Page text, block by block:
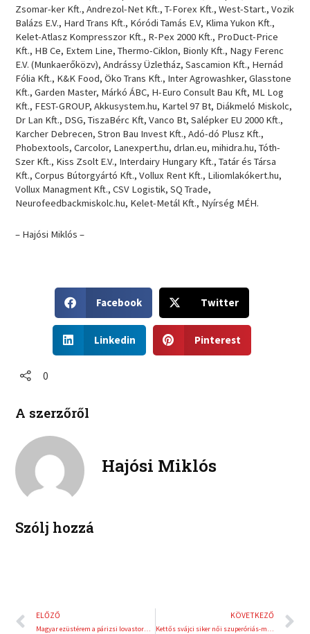
Zsomar-ker Kft., Andrezol-Net Kft., T-Forex Kft., West-Start., Vozik
Balázs E.V., Hard Trans Kft., Kóródi Tamás E.V, Klima Yukon Kft.,
Kelet-Atlasz Kompresszor Kft., R-Pex 2000 Kft., ProDuct-Price
Kft., HB Ce, Extem Line, Thermo-Ciklon, Bionly Kft., Nagy Ferenc
E.V. (Munkaerőközv), Andrássy Üzletház, Sascamion Kft., Hernád
Fólia Kft., K&K Food, Öko Trans Kft., Inter Agrowashker, Glasstone
Kft., Garden Master, Márkó ÁBC, H-Euro Consult Bau Kft, ML Log
Kft., FEST-GROUP, Akkusystem.hu, Kartel 97 Bt, Diákmeló Miskolc,
Dr Lan Kft., DSG, TiszaBérc Kft, Vanco Bt, Salépker EU 2000 Kft.,
Karcher Debrecen, Stron Bau Invest Kft., Adó-dó Plusz Kft.,
Phobextools, Carcolor, Lanexpert.hu, drlan.eu, mihidra.hu, Tóth-
Szer Kft., Kiss Zsolt E.V., Interdairy Hungary Kft., Tatár és Társa
Kft., Corpus Bútorgyártó Kft., Vollux Rent Kft., Liliomlakókert.hu,
Vollux Managment Kft., CSV Logistik, SQ Trade,
Neurofeedbackmiskolc.hu, Kelet-Metál Kft., Nyírség MÉH.
– Hajósi Miklós –
h
a
r
c
b
Facebook
h
a
e
r
Twitter
h
a
n
i
d
n
Linkedin
h
a
t
Pinterest
0
A szerzőről
Hajósi Miklós
Szólj hozzá
Előző
ELŐZŐ
Magyar ezüstérem a párizsi lovastorna világkupán
KÖVETKEZŐ
Kettős svájci siker női szuperóriás-műlesiklásban, Miklós Edit 47.